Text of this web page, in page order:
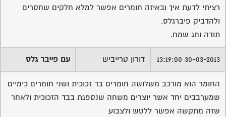
רציתי לדעת איך ובאיזה חומרים אפשר למלא חלקים שחסרים
ולהדביק פיברגלס.
תודה וחג שמח.
30-03-2013 13:19:00 דורון טרייביש עם פייבר גלס
החומר הוא מורכב משלושה חומרים בד זכוכית ושני חומרים כימיים
שמערבבים יחד אשר יוצרים משחה שנספגת בבד הזכוכית ולאחר
שזה מתקשה אפשר ללטש ולצבוע